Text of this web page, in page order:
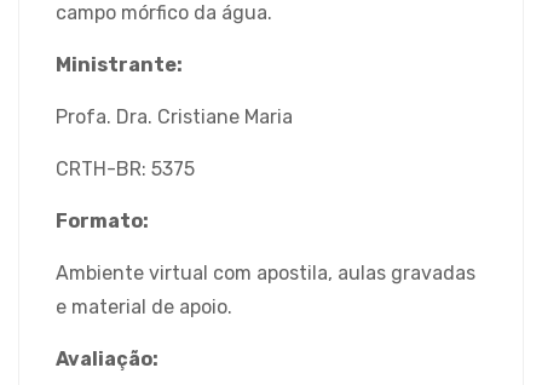
campo mórfico da água.
Ministrante:
Profa. Dra. Cristiane Maria
CRTH-BR: 5375
Formato:
Ambiente virtual com apostila, aulas gravadas
e material de apoio.
Avaliação: